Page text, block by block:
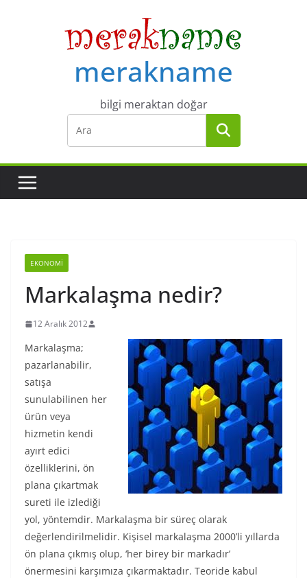
merakname
bilgi meraktan doğar
EKONOMI
Markalaşma nedir?
12 Aralık 2012
Markalaşma;
pazarlanabilir,
satışa
sunulabilinen her
ürün veya
hizmetin kendi
ayırt edici
özelliklerini, ön
plana çıkartmak
sureti ile izlediği
yol, yöntemdir. Markalaşma bir süreç olarak
değerlendirilmelidir. Kişisel markalaşma 2000’li yıllarda
ön plana çıkmış olup, ‘her birey bir markadır’
önermesini karşımıza çıkarmaktadır. Teoride kabul